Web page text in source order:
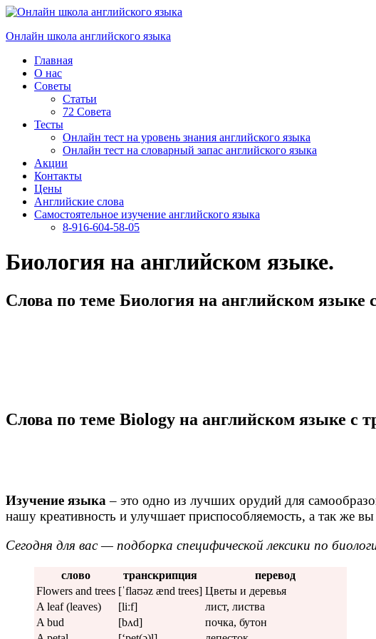
Перейти
содержимому
Онлайн школа английского языка
Главная
О нас
Советы
Статьи
72 Совета
Тесты
Онлайн тест на уровень знания английского языка
Онлайн тест на словарный запас английского языка
Акции
Контакты
Цены
Английские слова
Самостоятельное изучение английского языка
8-916-604-58-05
Биология на английском языке.
Слова по теме Биология на английском
Слова по теме Biology на английском языке с
Изучение языка – это одно из лучших орудий для
нашу креативность и улучшает приспособляемость, а так же
Сегодня для вас — подборка специфической лексики по
слово транскрипция
перевод
Flowers and trees [ˈflaʊəz ænd trees] Цветы и деревья
A leaf (leaves)
[liːf]
лист, листва
A bud
[bʌd]
почка, бутон